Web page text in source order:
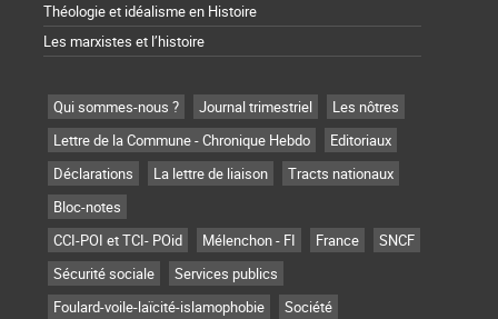
Théologie et idéalisme en Histoire
Les marxistes et l’histoire
Qui sommes-nous ? Journal trimestriel
Les nôtres
Lettre de la Commune - Chronique Hebdo
Editoriaux
Déclarations
La lettre de liaison
Tracts nationaux
Bloc-notes
CCI-POI et TCI- POid
Mélenchon - FI France
SNCF
Sécurité sociale
Services publics
Foulard-voile-laïcité-islamophobie
Société